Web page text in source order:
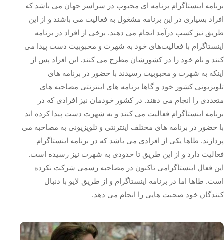
برنامه اینستاگرام برنامه ای محبوب در سراسر جهان می باشد که
افراد بسیاری در این برنامه مشغول به فعالیت می باشند و از این
طریق نیز کسب درآمد انجام می دهند. برخی از افراد در برنامه
اینستاگرام با فعالیت‌های خود به شهرت و محبوبیت دست پیدا می‌
کنند و نام خود را در کشورشان مطرح می‌ کنند. این افراد پس از
اینکه به شهرت و محبوبیت رسیدند با حضور در برنامه های
تلویزیونی کشور خود و گاها برنامه های اینترنتی مصاحبه های
متعددی را انجام می دهند. در کشور خودمان نیز افرادی که در
برنامه اینستاگرام فعالیت می‌ کنند و به شهرت دست پیدا کرده اند
با حضور در برنامه های مختلف اینترنتی و تلویزیونی به مصاحبه می
پردازند. طاها یکی از افرادی می باشد که در برنامه اینستاگرام
فعالیت دارد و از این طریق تا حدودی به شهرت نیز رسیده است.
این فعال اینستاگرامی تاکنون در مصاحبه رسمی شرکت نکرده
است. طاها اما در برنامه اینستاگرام و از طریق لایو با دنبال
کنندگان خود صحبت هایی را انجام می دهد.